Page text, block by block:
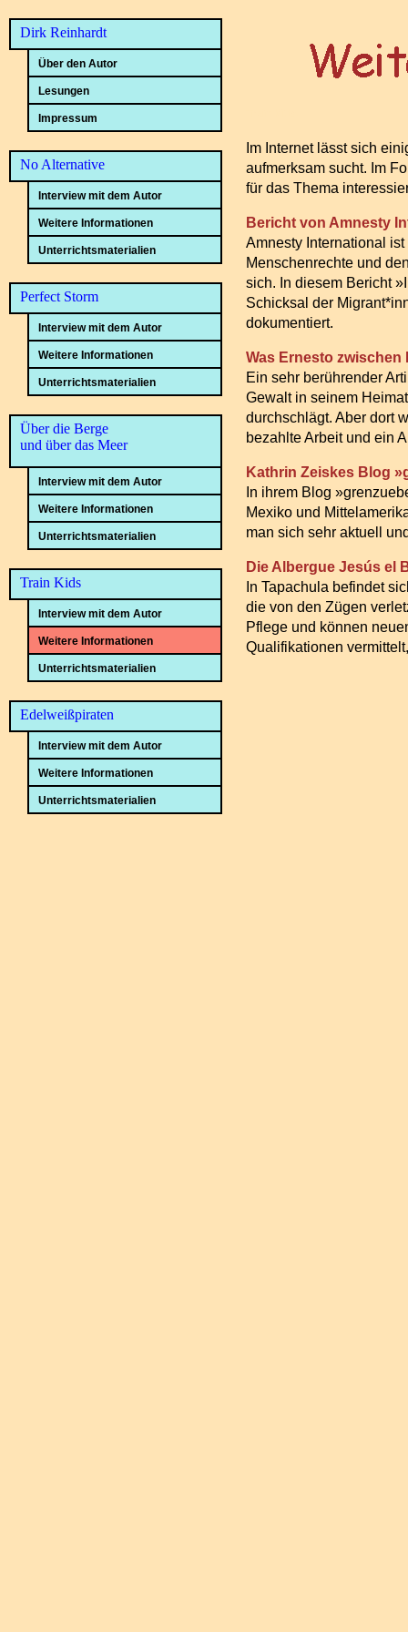
Dirk Reinhardt
Über den Autor
Lesungen
Impressum
No Alternative
Interview mit dem Autor
Weitere Informationen
Unterrichtsmaterialien
Perfect Storm
Interview mit dem Autor
Weitere Informationen
Unterrichtsmaterialien
Über die Berge
und über das Meer
Interview mit dem Autor
Weitere Informationen
Unterrichtsmaterialien
Train Kids
Interview mit dem Autor
Weitere Informationen
Unterrichtsmaterialien
Edelweißpiraten
Interview mit dem Autor
Weitere Informationen
Unterrichtsmaterialien
Im Internet lässt sich
aufmerksam sucht. Im
für das Thema
Bericht von Amnesty
Amnesty International
Menschenrechte und
sich. In diesem Bericht
Schicksal der
dokumentiert.
Was Ernesto
Ein sehr berührender
Gewalt in seinem
durchschlägt. Aber dort
bezahlte Arbeit und ein
Kathrin Zeiskes Blog
In ihrem Blog
Mexiko und
man sich sehr aktuell
Die Albergue Jesús el
In Tapachula befindet
die von den Zügen
Pflege und können
Qualifikationen